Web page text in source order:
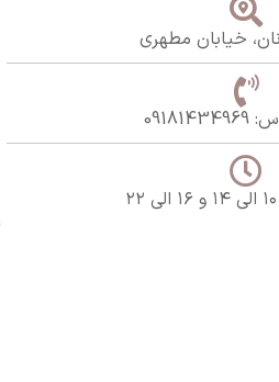
خیابان مطهری